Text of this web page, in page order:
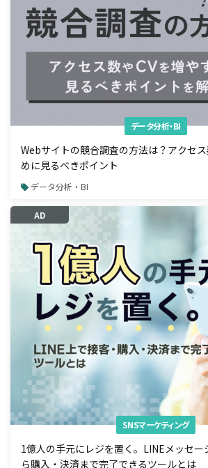
データ分析・BI
Webサイトの競合調査の方法は？アクセ
めに見るべきポイント
データ分析・BI
AD
SNSマーケティング
1億人の手元にレジを置く。LINEメッセー
ら購入・決済まで完了できるツールとは